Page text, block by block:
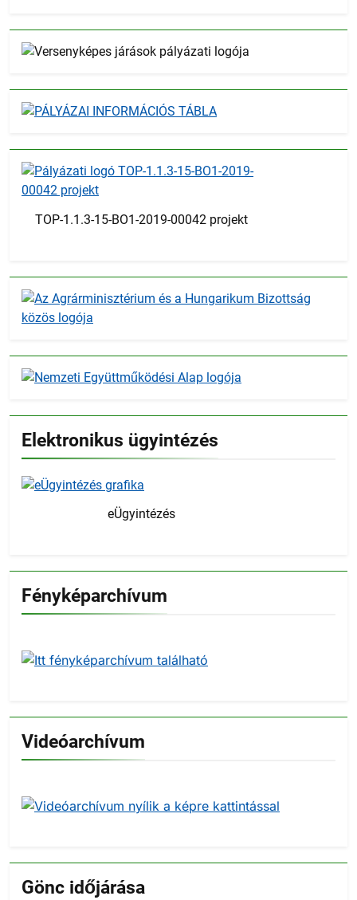
TOP-1.1.3-15-BO1-2019-00042 projekt
Elektronikus ügyintézés
eÜgyintézés
Fényképarchívum
Videóarchívum
Gönc időjárása